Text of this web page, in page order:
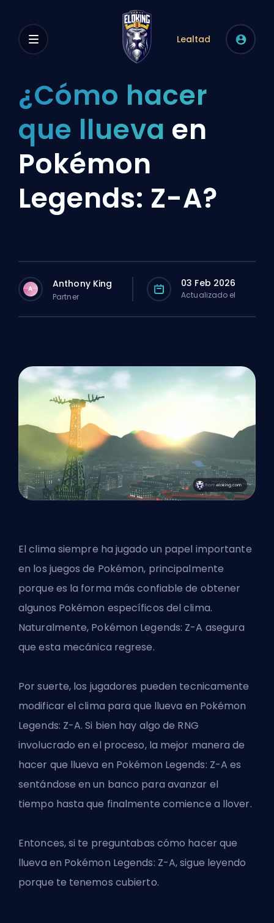
Lealtad
¿Cómo hacer
que llueva en
Pokémon
Legends: Z-A?
A Anthony King
Partner
03 Feb 2026
Actualizado el
El clima siempre ha jugado un papel importante
en los juegos de Pokémon, principalmente
porque es la forma más confiable de obtener
algunos Pokémon específicos del clima.
Naturalmente, Pokémon Legends: Z-A asegura
que esta mecánica regrese.
Por suerte, los jugadores pueden tecnicamente
modificar el clima para que llueva en Pokémon
Legends: Z-A. Si bien hay algo de RNG
involucrado en el proceso, la mejor manera de
hacer que llueva en Pokémon Legends: Z-A es
sentándose en un banco para avanzar el
tiempo hasta que finalmente comience a llover.
Entonces, si te preguntabas cómo hacer que
llueva en Pokémon Legends: Z-A, sigue leyendo
porque te tenemos cubierto.